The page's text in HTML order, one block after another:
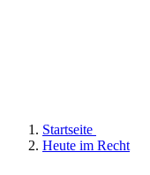
Startseite
Heute im Recht